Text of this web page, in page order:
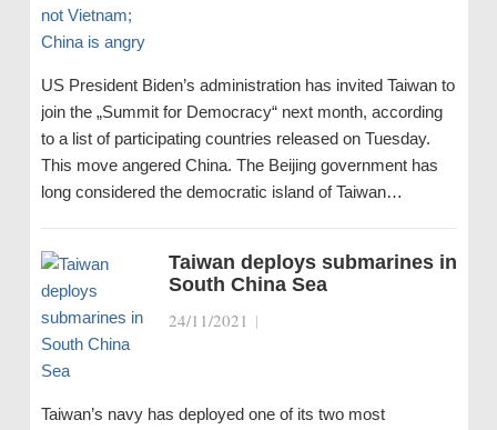
US President Biden’s administration has invited Taiwan to
join the „Summit for Democracy“ next month, according
to a list of participating countries released on Tuesday.
This move angered China. The Beijing government has
long considered the democratic island of Taiwan…
Taiwan deploys submarines in
South China Sea
24/11/2021 |
Taiwan’s navy has deployed one of its two most